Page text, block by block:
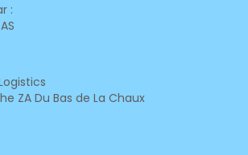
:
ZA Du Bas de La Chaux